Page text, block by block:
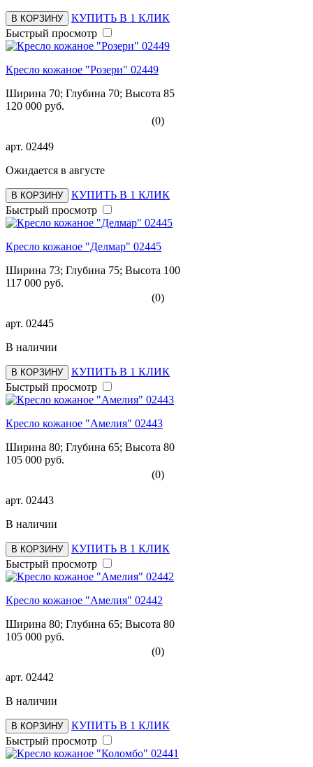
В КОРЗИНУ
КУПИТЬ В 1 КЛИК
Быстрый просмотр
Кресло кожаное "Розери" 02449
Ширина 70; Глубина 70; Высота 85
120 000 руб.
(0)
арт. 02449
Ожидается в августе
В КОРЗИНУ
КУПИТЬ В 1 КЛИК
Быстрый просмотр
Кресло кожаное "Делмар" 02445
Ширина 73; Глубина 75; Высота 100
117 000 руб.
(0)
арт. 02445
В наличии
В КОРЗИНУ
КУПИТЬ В 1 КЛИК
Быстрый просмотр
Кресло кожаное "Амелия" 02443
Ширина 80; Глубина 65; Высота 80
105 000 руб.
(0)
арт. 02443
В наличии
В КОРЗИНУ
КУПИТЬ В 1 КЛИК
Быстрый просмотр
Кресло кожаное "Амелия" 02442
Ширина 80; Глубина 65; Высота 80
105 000 руб.
(0)
арт. 02442
В наличии
В КОРЗИНУ
КУПИТЬ В 1 КЛИК
Быстрый просмотр